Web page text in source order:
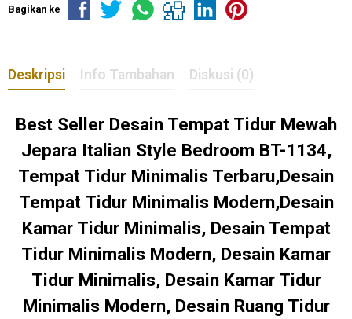
Bagikan ke
Deskripsi Info Tambahan Diskusi (0)
Best Seller Desain Tempat Tidur Mewah
Jepara Italian Style Bedroom BT-1134,
Tempat Tidur Minimalis Terbaru,Desain
Tempat Tidur Minimalis Modern,Desain
Kamar Tidur Minimalis, Desain Tempat
Tidur Minimalis Modern, Desain Kamar
Tidur Minimalis, Desain Kamar Tidur
Minimalis Modern, Desain Ruang Tidur